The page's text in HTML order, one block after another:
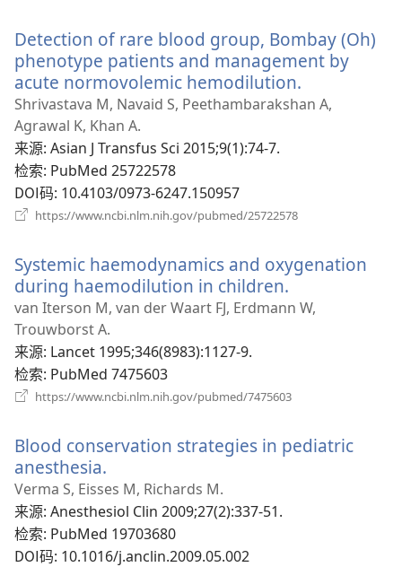
窗
口）
Detection of rare blood group, Bombay (Oh)
phenotype patients and management by
acute normovolemic hemodilution.
开
Shrivastava M, Navaid S, Peethambarakshan A,
Agrawal K, Khan A.
来源‎: Asian J Transfus Sci 2015;9(1):74-7.
检索‎: PubMed 25722578
DOI码‎: 10.4103/0973-6247.150957
https://www.ncbi.nlm.nih.gov/pubmed/25722578
窗
口）
Systemic haemodynamics and oxygenation
during haemodilution in children.
开
van Iterson M, van der Waart FJ, Erdmann W,
Trouwborst A.
来源‎: Lancet 1995;346(8983):1127-9.
检索‎: PubMed 7475603
https://www.ncbi.nlm.nih.gov/pubmed/7475603
窗
Blood conservation strategies in pediatric
anesthesia.
开
新
窗
口）
Verma S, Eisses M, Richards M.
来源‎: Anesthesiol Clin 2009;27(2):337-51.
检索‎: PubMed 19703680
DOI码‎: 10.1016/j.anclin.2009.05.002